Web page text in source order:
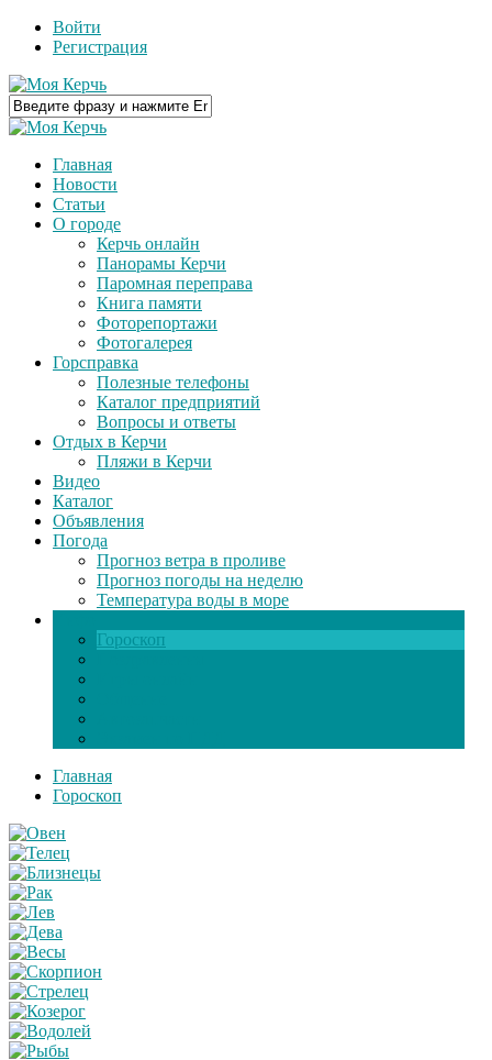
Войти
Регистрация
Главная
Новости
Статьи
О городе
Керчь онлайн
Панорамы Керчи
Паромная переправа
Книга памяти
Фоторепортажи
Фотогалерея
Горсправка
Полезные телефоны
Каталог предприятий
Вопросы и ответы
Отдых в Керчи
Пляжи в Керчи
Видео
Каталог
Объявления
Погода
Прогноз ветра в проливе
Прогноз погоды на неделю
Температура воды в море
Гороскоп
Главная
Гороскоп